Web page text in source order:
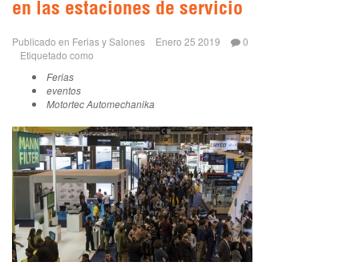
en las estaciones de servicio
Publicado en Ferias y Salones Enero 25 2019
0
Etiquetado como
Ferias
eventos
Motortec Automechanika